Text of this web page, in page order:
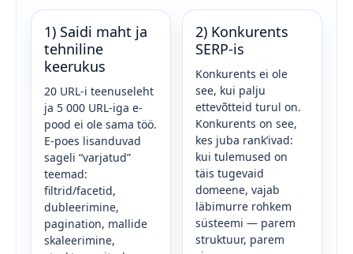
1) Saidi maht ja
tehniline
keerukus
20 URL-i teenuseleht
ja 5 000 URL-iga e-
pood ei ole sama töö.
E-poes lisanduvad
sageli “varjatud”
teemad:
filtrid/facetid,
dubleerimine,
pagination, mallide
skaleerimine,
2) Konkurents
SERP-is
Konkurents ei ole
see, kui palju
ettevõtteid turul on.
Konkurents on see,
kes juba rank’ivad:
kui tulemused on
täis tugevaid
domeene, vajab
läbimurre rohkem
süsteemi — parem
struktuur, parem